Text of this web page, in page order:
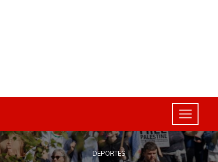
DEPORTES